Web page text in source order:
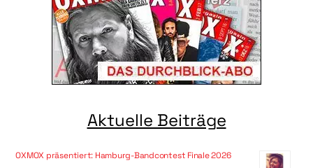
Aktuelle Beiträge
OXMOX präsentiert: Hamburg-Bandcontest Finale 2026